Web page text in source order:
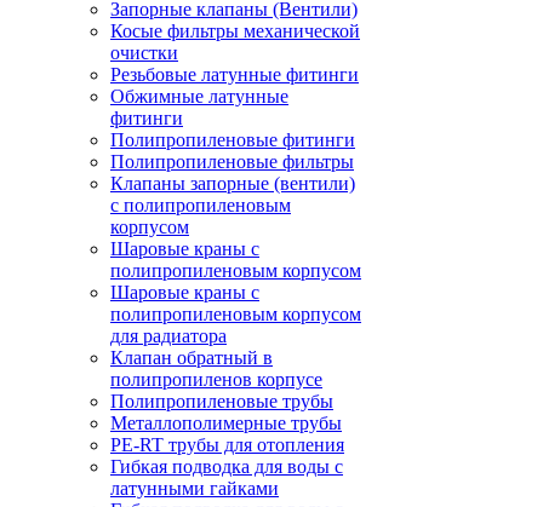
Запорные клапаны (Вентили)
Косые фильтры механической
очистки
Резьбовые латунные фитинги
Обжимные латунные
фитинги
Полипропиленовые фитинги
Полипропиленовые фильтры
Клапаны запорные (вентили)
с полипропиленовым
корпусом
Шаровые краны с
полипропиленовым корпусом
Шаровые краны с
полипропиленовым корпусом
для радиатора
Клапан обратный в
полипропиленов корпусе
Полипропиленовые трубы
Металлополимерные трубы
PE-RT трубы для отопления
Гибкая подводка для воды с
латунными гайками